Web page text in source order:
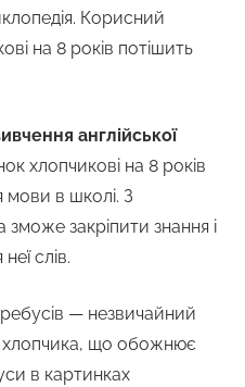
Корисний
на 8 років потішить
англійської
хлопчикові на 8 років
мови в школі. З
закріпити знання і
слів.
ребусів — незвичайний
хлопчика, що обожнює
в картинках